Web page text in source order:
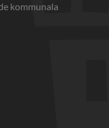
kommunala